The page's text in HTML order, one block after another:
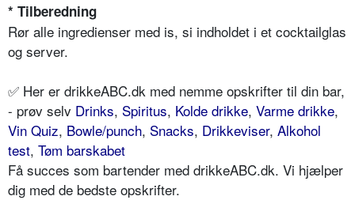
* Tilberedning
Rør alle ingredienser med is, si indholdet i et cocktailglas
og server.
✅ Her er drikkeABC.dk med nemme opskrifter til din bar,
- prøv selv Drinks, Spiritus, Kolde drikke, Varme drikke,
Vin Quiz, Bowle/punch, Snacks, Drikkeviser, Alkohol
test, Tøm barskabet
Få succes som bartender med drikkeABC.dk. Vi hjælper
dig med de bedste opskrifter.